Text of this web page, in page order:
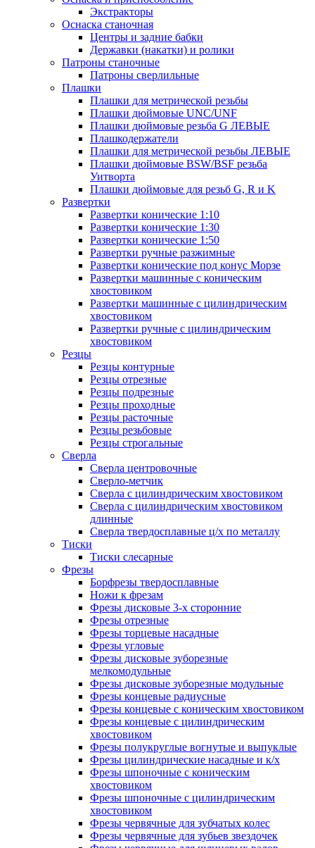
Экстракторы
Оснаска станочная
Центры и задние бабки
Державки (накатки) и ролики
Патроны станочные
Патроны сверлильные
Плашки
Плашки для метрической резьбы
Плашки дюймовые UNC/UNF
Плашки дюймовые резьба G ЛЕВЫЕ
Плашкодержатели
Плашки для метрической резьбы ЛЕВЫЕ
Плашки дюймовые BSW/BSF резьба
Уитворта
Плашки дюймовые для резьб G, R и K
Развертки
Развертки конические 1:10
Развертки конические 1:30
Развертки конические 1:50
Развертки ручные разжимные
Развертки конические под конус Морзе
Развертки машинные с коническим
хвостовиком
Развертки машинные с цилиндрическим
хвостовиком
Развертки ручные с цилиндрическим
хвостовиком
Резцы
Резцы контурные
Резцы отрезные
Резцы подрезные
Резцы проходные
Резцы расточные
Резцы резьбовые
Резцы строгальные
Сверла
Сверла центровочные
Сверло-метчик
Сверла с цилиндрическим хвостовиком
Сверла с цилиндрическим хвостовиком
длинные
Сверла твердосплавные ц/х по металлу
Тиски
Тиски слесарные
Фрезы
Борфрезы твердосплавные
Ножи к фрезам
Фрезы дисковые 3-х сторонние
Фрезы отрезные
Фрезы торцевые насадные
Фрезы угловые
Фрезы дисковые зуборезные
мелкомодульные
Фрезы дисковые зуборезные модульные
Фрезы концевые радиусные
Фрезы концевые с коническим хвостовиком
Фрезы концевые с цилиндрическим
хвостовиком
Фрезы полукруглые вогнутые и выпуклые
Фрезы цилиндрические насадные и к/х
Фрезы шпоночные с коническим
хвостовиком
Фрезы шпоночные с цилиндрическим
хвостовиком
Фрезы червячные для зубчатых колес
Фрезы червячные для зубьев звездочек